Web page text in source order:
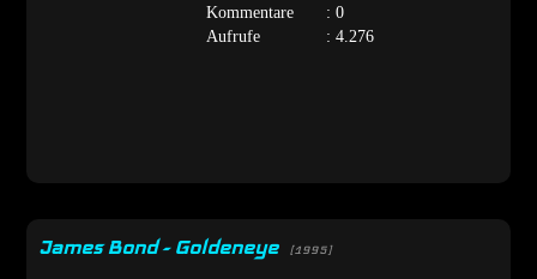
Kommentare
: 0
Aufrufe
: 4.276
James Bond - Goldeneye [1995]